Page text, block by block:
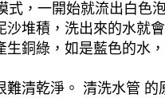
，一開始就流出白色
堆積，洗出來的水就
銅綠，如是藍色的水
清乾淨。 清洗水管